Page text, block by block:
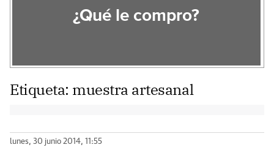
¿Qué le compro?
Etiqueta: muestra artesanal
lunes, 30 junio 2014, 11:55